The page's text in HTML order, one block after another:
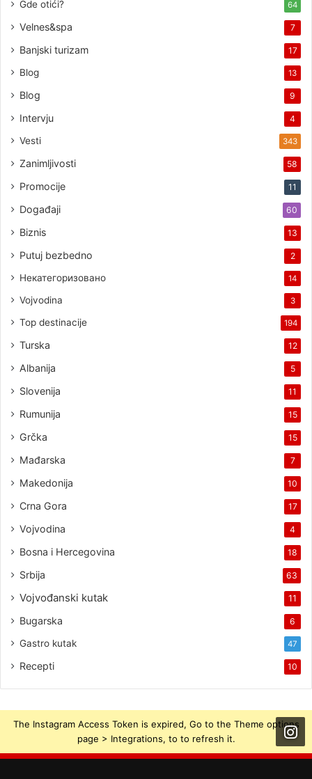
Gde otići? 64
Velnes&spa 7
Banjski turizam 17
Blog 13
Blog 9
Intervju 4
Vesti 343
Zanimljivosti 58
Promocije 11
Događaji 60
Biznis 13
Putuj bezbedno 2
Некатегоризовано 14
Vojvodina 3
Top destinacije 194
Turska 12
Albanija 5
Slovenija 11
Rumunija 15
Grčka 15
Mađarska 7
Makedonija 10
Crna Gora 17
Vojvodina 4
Bosna i Hercegovina 18
Srbija 63
Vojvođanski kutak 11
Bugarska 6
Gastro kutak 47
Recepti 10
The Instagram Access Token is expired, Go to the Theme options
page > Integrations, to to refresh it.